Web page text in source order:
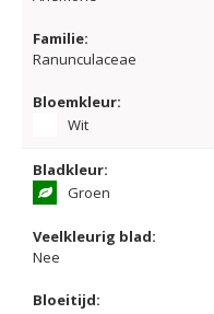
Familie:
Ranunculaceae
Bloemkleur:
Wit
Bladkleur:
Groen
Veelkleurig blad:
Nee
Bloeitijd: